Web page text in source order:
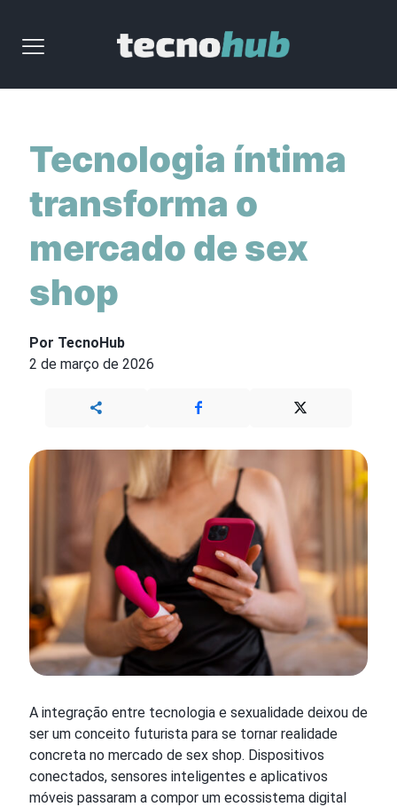
Tecnologia íntima
transforma o
mercado de sex
shop
Por TecnoHub
2 de março de 2026
A integração entre tecnologia e sexualidade deixou de
ser um conceito futurista para se tornar realidade
concreta no mercado de sex shop. Dispositivos
conectados, sensores inteligentes e aplicativos
móveis passaram a compor um ecossistema digital